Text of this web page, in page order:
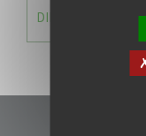
DIRECTION DU